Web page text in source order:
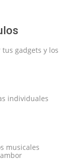
gadgets y los
individuales
musicales